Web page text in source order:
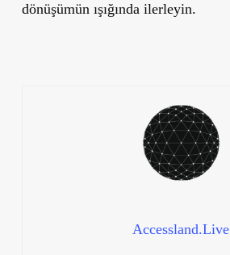
dönüşümün ışığında ilerleyin.
Accessland.Live